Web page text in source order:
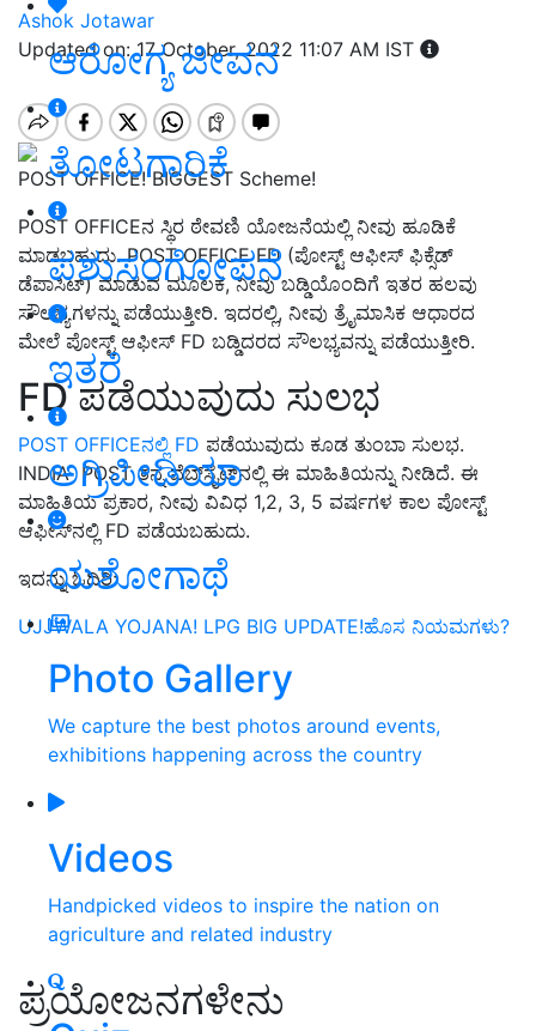
ಆರೋಗ್ಯ ಜೀವನ
ತೋಟಗಾರಿಕೆ
ಪಶುಸಂಗೋಪನೆ
ಇತರೆ
ಅಗ್ರಿಪೀಡಿಯಾ
ಯಶೋಗಾಥೆ
Photo Gallery
We capture the best photos around events,
exhibitions happening across the country
Videos
Handpicked videos to inspire the nation on
agriculture and related industry
Ashok Jotawar
Updated on: 17 October, 2022 11:07 AM IST
POST OFFICE! BIGGEST Scheme!
POST OFFICEನ ಸ್ಥಿರ ಠೇವಣಿ ಯೋಜನೆಯಲ್ಲಿ ನೀವು ಹೂಡಿಕೆ
ಮಾಡಬಹುದು. POST OFFICE FD (ಪೋಸ್ಟ್ ಆಫೀಸ್ ಫಿಕ್ಸೆಡ್
ಡೆಪಾಸಿಟ್) ಮಾಡುವ ಮೂಲಕ, ನೀವು ಬಡ್ಡಿಯೊಂದಿಗೆ ಇತರ ಹಲವು
ಸೌಲಭ್ಯಗಳನ್ನು ಪಡೆಯುತ್ತೀರಿ. ಇದರಲ್ಲಿ, ನೀವು ತ್ರೈಮಾಸಿಕ ಆಧಾರದ
ಮೇಲೆ ಪೋಸ್ಟ್ ಆಫೀಸ್ FD ಬಡ್ಡಿದರದ ಸೌಲಭ್ಯವನ್ನು ಪಡೆಯುತ್ತೀರಿ.
FD ಪಡೆಯುವುದು ಸುಲಭ
POST OFFICEನಲ್ಲಿ FD ಪಡೆಯುವುದು ಕೂಡ ತುಂಬಾ ಸುಲಭ.
INDIA POST ತನ್ನ ವೆಬ್‌ಸೈಟ್‌ನಲ್ಲಿ ಈ ಮಾಹಿತಿಯನ್ನು ನೀಡಿದೆ. ಈ
ಮಾಹಿತಿಯ ಪ್ರಕಾರ, ನೀವು ವಿವಿಧ 1,2, 3, 5 ವರ್ಷಗಳ ಕಾಲ ಪೋಸ್ಟ್
ಆಫೀಸ್‌ನಲ್ಲಿ FD ಪಡೆಯಬಹುದು.
ಇದನ್ನು ಓದಿರಿ:
UJJWALA YOJANA! LPG BIG UPDATE!ಹೊಸ ನಿಯಮಗಳು?
ಪ್ರಯೋಜನಗಳೇನು